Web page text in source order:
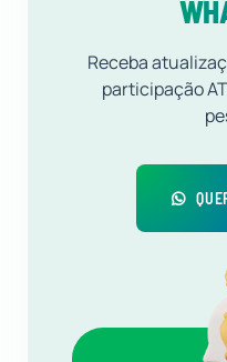
Receba
participação